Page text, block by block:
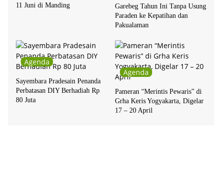
11 Juni di Manding
Garebeg Tahun Ini Tanpa Usung
Paraden ke Kepatihan dan
Pakualaman
Agenda
Sayembara Pradesain Penanda
Perbatasan DIY Berhadiah Rp
80 Juta
Agenda
Pameran “Merintis Pewaris” di
Grha Keris Yogyakarta, Digelar
17 – 20 April